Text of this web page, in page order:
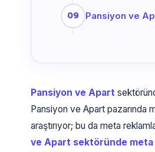
Pansiyon ve
Pansiyon ve Apart
Pansiyon ve Apart
araştırıyor; bu da meta
ve Apart sektöründe meta